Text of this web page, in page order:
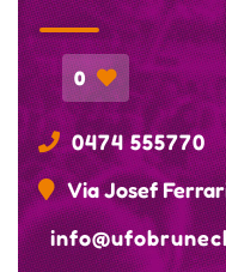
0
0474 555770
Via Josef